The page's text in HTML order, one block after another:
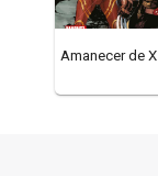
Amanecer de X